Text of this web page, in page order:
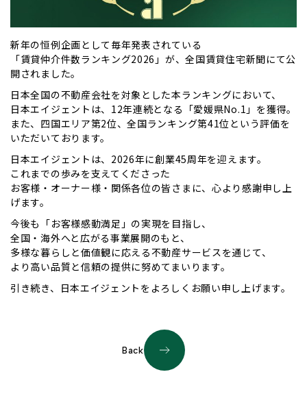
新年の恒例企画として毎年発表されている
「賃貸仲介件数ランキング2026」が、全国賃貸住宅新聞にて公
開されました。
日本全国の不動産会社を対象とした本ランキングにおいて、
日本エイジェントは、12年連続となる「愛媛県No.1」を獲得。
また、四国エリア第2位、全国ランキング第41位という評価を
いただいております。
日本エイジェントは、2026年に創業45周年を迎えます。
これまでの歩みを支えてくださった
お客様・オーナー様・関係各位の皆さまに、心より感謝申し上
げます。
今後も「お客様感動満足」の実現を目指し、
全国・海外へと広がる事業展開のもと、
多様な暮らしと価値観に応える不動産サービスを通じて、
より高い品質と信頼の提供に努めてまいります。
引き続き、日本エイジェントをよろしくお願い申し上げます。
Back